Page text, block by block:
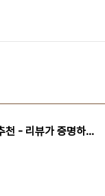
2025년 수출바우처 추천 - 리뷰가 증명하는 검색엔진마케팅 & B2B 마케팅을 만나보세요!